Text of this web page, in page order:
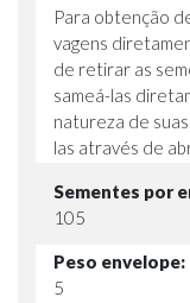
Para obtenção
vagens
de retirar as
sameá-las
natureza de
las através de
Sementes por
105
Peso envelope:
5